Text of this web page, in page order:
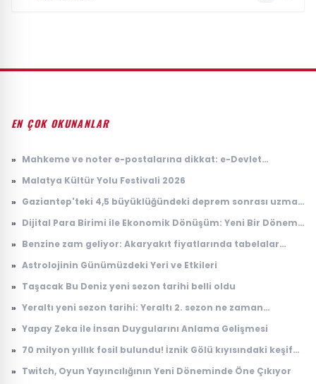
EN ÇOK OKUNANLAR
» Mahkeme ve noter e-postalarına dikkat: e-Devlet
» Malatya Kültür Yolu Festivali 2026
» Gaziantep'teki 4,5 büyüklüğündeki deprem sonrası uzman
» Dijital Para Birimi ile Ekonomik Dönüşüm: Yeni Bir Dönem
» Benzine zam geliyor: Akaryakıt fiyatlarında tabelalar
» Astrolojinin Günümüzdeki Yeri ve Etkileri
» Taşacak Bu Deniz yeni sezon tarihi belli oldu
» Yeraltı yeni sezon tarihi: Yeraltı 2. sezon ne zaman
» Yapay Zeka ile İnsan Duygularını Anlama Gelişmesi
» 70 milyon yıllık fosil bulundu! İznik Gölü kıyısındaki keşif
» Twitch, Oyun Yayıncılığının Yeni Döneminde Öne Çıkıyor